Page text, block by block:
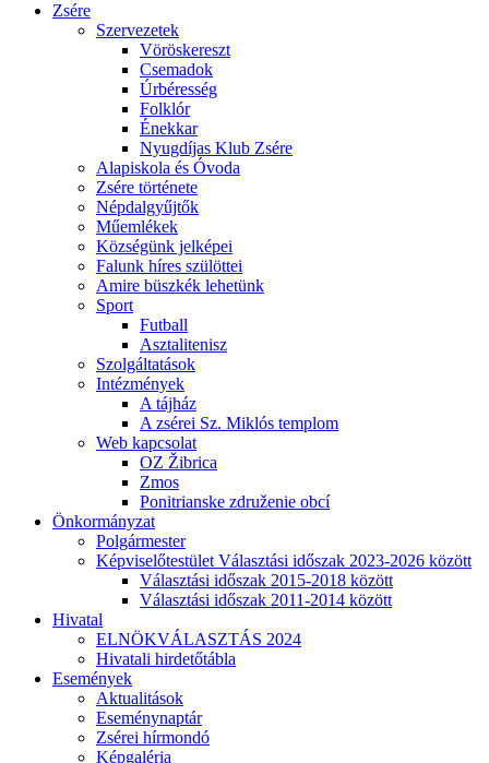
Zsére
Szervezetek
Vöröskereszt
Csemadok
Úrbéresség
Folklór
Énekkar
Nyugdíjas Klub Zsére
Alapiskola és Óvoda
Zsére története
Népdalgyűjtők
Műemlékek
Községünk jelképei
Falunk híres szülöttei
Amire büszkék lehetünk
Sport
Futball
Asztalitenisz
Szolgáltatások
Intézmények
A tájház
A zsérei Sz. Miklós templom
Web kapcsolat
OZ Žibrica
Zmos
Ponitrianske združenie obcí
Önkormányzat
Polgármester
Képviselőtestület Választási időszak 2023-2026 között
Választási időszak 2015-2018 között
Választási időszak 2011-2014 között
Hivatal
ELNÖKVÁLASZTÁS 2024
Hivatali hirdetőtábla
Események
Aktualitások
Eseménynaptár
Zsérei hírmondó
Képgaléria